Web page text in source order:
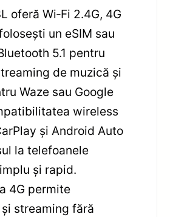
oferă Wi‑Fi 2.4G, 4G
un eSIM sau
5.1 pentru
de muzică și
Waze sau Google
wireless
și Android Auto
la telefoanele
și rapid.
4G permite
streaming fără